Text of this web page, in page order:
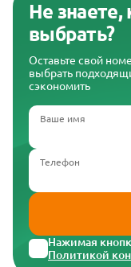
Не знаете,
выбрать?
Оставьте свой
выбрать
сэкономить
Ваше имя
Телефон
Нажимая
Политикой